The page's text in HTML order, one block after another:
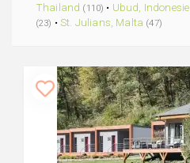
Thailand (110) • Ubud, Indonesie
(23) •St. Julians, Malta (47)